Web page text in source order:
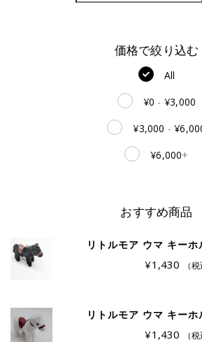
価格で絞り込む
All
¥0 - ¥3,000
¥3,000 -¥
¥6,000+
おすすめ商品
リトルモア ウマ キーホ
¥1,430 （税
リトルモア ウマ キーホ
¥1,430 （税